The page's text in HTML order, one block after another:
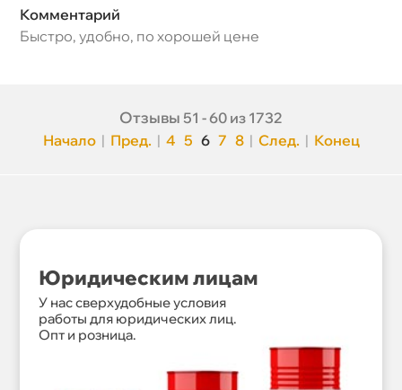
Комментарий
Быстро, удобно, по хорошей цене
Отзывы 51 - 60 из 1732
Начало | Пред. | 4 5 6 7 8 | След. | Конец
Юридическим лицам
У нас сверхудобные условия
работы для юридических лиц.
Опт и розница.